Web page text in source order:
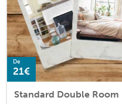
De
21€
Standard Double Room